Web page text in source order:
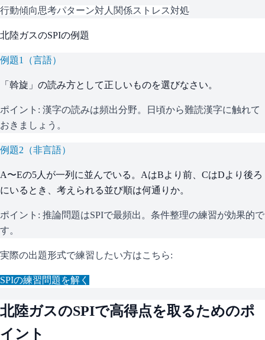
行動傾向思考パターン対人関係ストレス対処
北陸ガスのSPIの例題
例題1 （言語）
「斡旋」の読み方として正しいものを選びなさい。
ポイント: 漢字の読みは頻出分野。日頃から難読漢字に触れて
おきましょう。
例題2 （非言語）
A〜Eの5人が一列に並んでいる。AはBより前、CはDより後ろ
にいるとき、考えられる並び順は何通りか。
ポイント: 推論問題はSPIで最頻出。条件整理の練習が効果的で
す。
実際の出題形式で練習したい方はこちら:
SPIの練習問題を解く
北陸ガスのSPIで高得点を取るためのポ
イント